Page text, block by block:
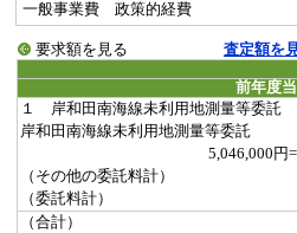
一般事業費 政策的経費
要求額を見る
査定額を
前年度
１ 岸和田南海線未利用地測量等委託
岸和田南海線未利用地測量等委託
5,046,000円=
（その他の委託料計）
（委託料計）
（合計）